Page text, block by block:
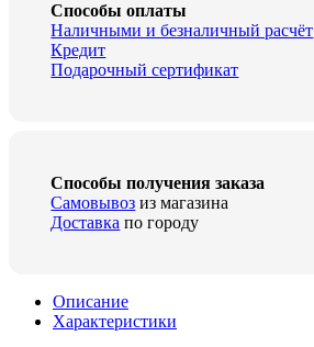
Способы оплаты
Наличными и безналичный расчёт
Кредит
Подарочный сертификат
Способы получения заказа
Самовывоз из магазина
Доставка по городу
Описание
Характеристики